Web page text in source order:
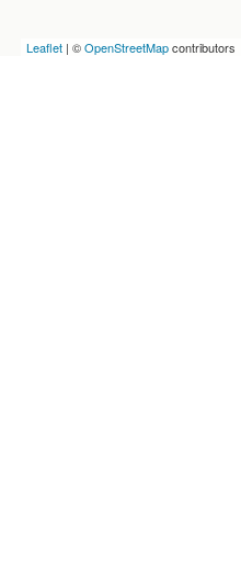
Leaflet | ©OpenStreetMapcontributors